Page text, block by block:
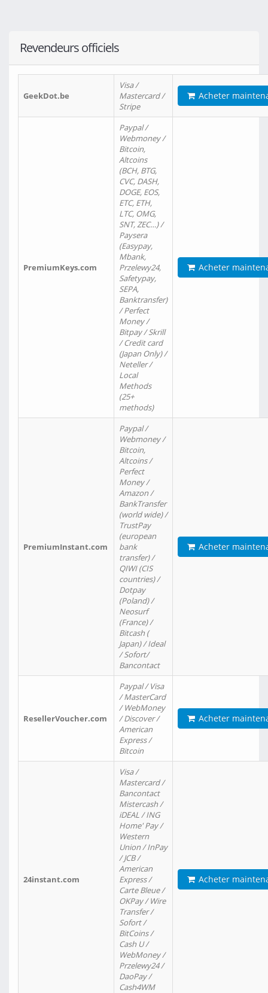
Revendeurs officiels
GeekDot.be
Visa /
Mastercard /
Stripe
Acheter
PremiumKeys.com
Paypal /
Webmoney /
Bitcoin,
Altcoins
(BCH, BTG,
CVC, DASH,
DOGE, EOS,
ETC, ETH,
LTC, OMG,
SNT, ZEC…) /
Paysera
(Easypay,
Mbank,
Przelewy24,
Safetypay,
SEPA,
Banktransfer)
/ Perfect
Money /
Bitpay / Skrill
/ Credit card
(Japan Only) /
Neteller /
Local
Methods
(25+
methods)
Acheter
PremiumInstant.com
Paypal /
Webmoney /
Bitcoin,
Altcoins /
Perfect
Money /
Amazon /
BankTransfer
(world wide) /
TrustPay
(european
bank
transfer) /
QIWI (CIS
countries) /
Dotpay
(Poland) /
Neosurf
(France) /
Bitcash (
Japan) / Ideal
/ Sofort/
Bancontact
Acheter
ResellerVoucher.com
Paypal / Visa
/ MasterCard
/ WebMoney
/ Discover /
American
Express /
Bitcoin
Acheter
24instant.com
Visa /
Mastercard /
Bancontact
Mistercash /
iDEAL / ING
Home' Pay /
Western
Union / InPay
/ JCB /
American
Express /
Carte Bleue /
OKPay / Wire
Transfer /
Sofort /
BitCoins /
Cash U /
WebMoney /
Przelewy24 /
DaoPay /
Cash4WM
Acheter